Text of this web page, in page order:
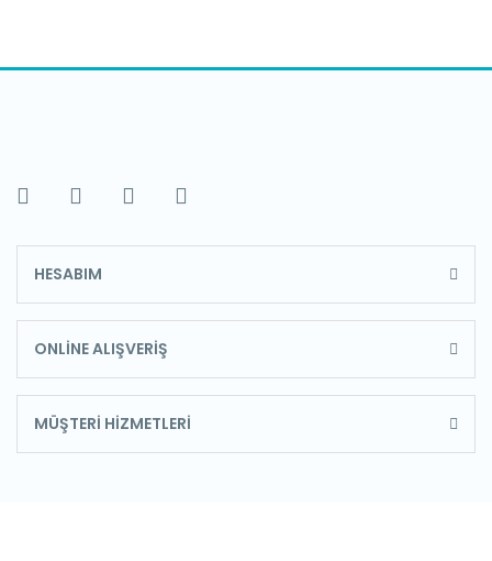
HESABIM
ONLİNE ALIŞVERİŞ
MÜŞTERİ HİZMETLERİ